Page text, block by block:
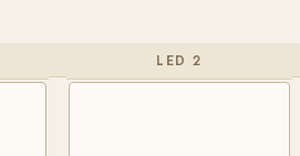
LED 2